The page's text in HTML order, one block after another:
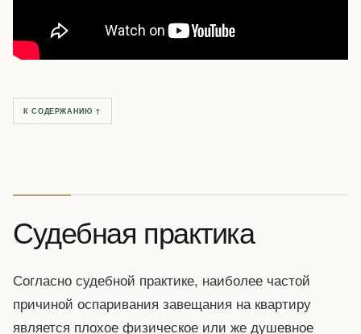
К СОДЕРЖАНИЮ ↑
Судебная практика
Согласно судебной практике, наиболее частой
причиной оспаривания завещания на квартиру
является плохое физическое или же душевное